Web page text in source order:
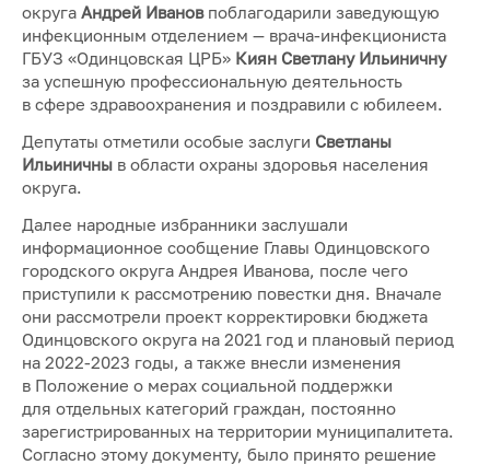
округа Андрей Ивановпоблагодарили заведующую
инфекционным отделением — врача-инфекциониста
ГБУЗ «Одинцовская ЦРБ» Киян Светлану Ильиничну
за успешную профессиональную деятельность
в сфере здравоохранения и поздравили с юбилеем.
Депутаты отметили особые заслуги Светланы
Ильиничныв области охраны здоровья населения
округа.
Далее народные избранники заслушали
информационное сообщение Главы Одинцовского
городского округа Андрея Иванова, после чего
приступили к рассмотрению повестки дня. Вначале
они рассмотрели проект корректировки бюджета
Одинцовского округа на 2021 год и плановый период
на 2022-2023 годы, а также внесли изменения
в Положение о мерах социальной поддержки
для отдельных категорий граждан, постоянно
зарегистрированных на территории муниципалитета.
Согласно этому документу, было принято решение